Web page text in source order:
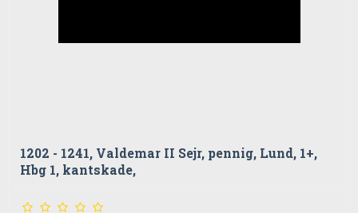
1202 - 1241, Valdemar II Sejr, pennig, Lund, 1+,
Hbg 1, kantskade,